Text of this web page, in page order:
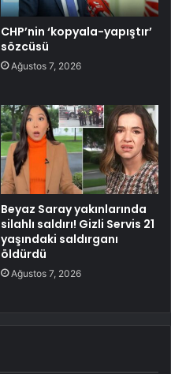
CHP’nin ‘kopyala-yapıştır’
sözcüsü
Ağustos 7, 2026
Beyaz Saray yakınlarında
silahlı saldırı! Gizli Servis 21
yaşındaki saldırganı
öldürdü
Ağustos 7, 2026